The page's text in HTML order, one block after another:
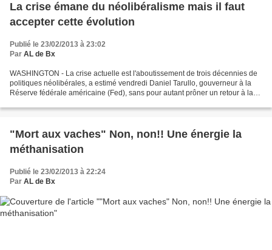
La crise émane du néolibéralisme mais il faut
accepter cette évolution
Publié le 23/02/2013 à 23:02
Par AL de Bx
WASHINGTON - La crise actuelle est l'aboutissement de trois décennies de
politiques néolibérales, a estimé vendredi Daniel Tarullo, gouverneur à la
Réserve fédérale américaine (Fed), sans pour autant prôner un retour à la
"Mort aux vaches" Non, non!! Une énergie la
méthanisation
Publié le 23/02/2013 à 22:24
Par AL de Bx